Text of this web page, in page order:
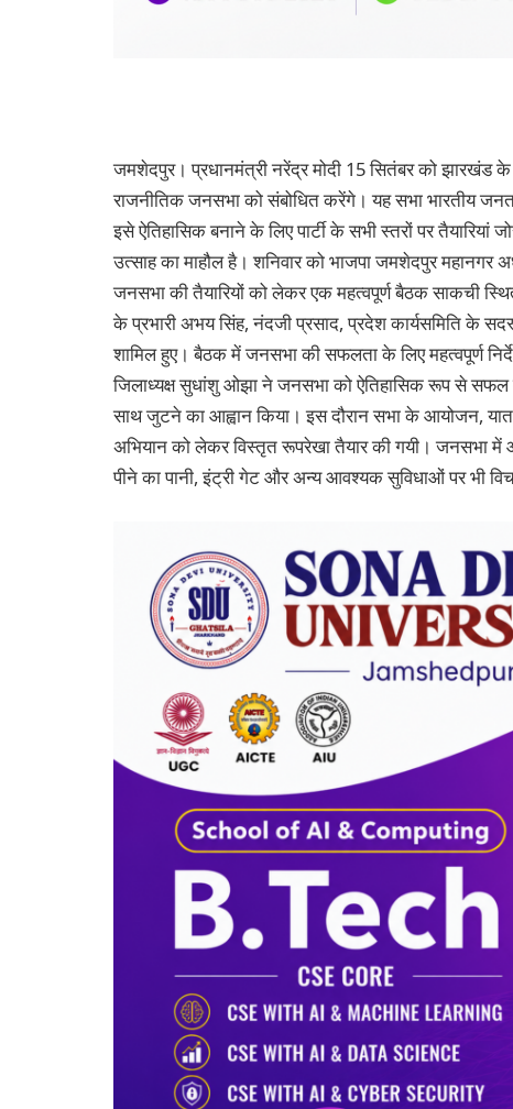
जमशेदपुर। प्रधानमंत्री नरेंद्र मोदी 15 सितंबर को झारखंड
राजनीतिक जनसभा को संबोधित करेंगे। यह सभा भारतीय
इसे ऐतिहासिक बनाने के लिए पार्टी के सभी स्तरों पर
उत्साह का माहौल है। शनिवार को भाजपा जमशेदपुर महानगर
जनसभा की तैयारियों को लेकर एक महत्वपूर्ण बैठक साकची
के प्रभारी अभय सिंह, नंदजी प्रसाद, प्रदेश कार्यसमिति के
शामिल हुए। बैठक में जनसभा की सफलता के लिए महत्वपूर्ण
जिलाध्यक्ष सुधांशु ओझा ने जनसभा को ऐतिहासिक रूप से
साथ जुटने का आह्वान किया। इस दौरान सभा के आयोजन,
अभियान को लेकर विस्तृत रूपरेखा तैयार की गयी। जनसभा में
पीने का पानी, इंट्री गेट और अन्य आवश्यक सुविधाओं पर भी